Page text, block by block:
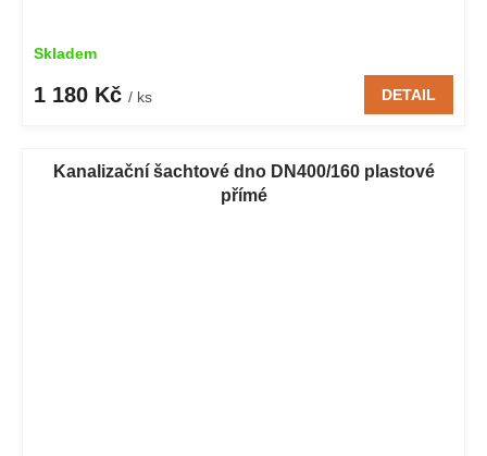
Skladem
1 180 Kč / ks DETAIL
Kanalizační šachtové dno DN400/160 plastové
přímé